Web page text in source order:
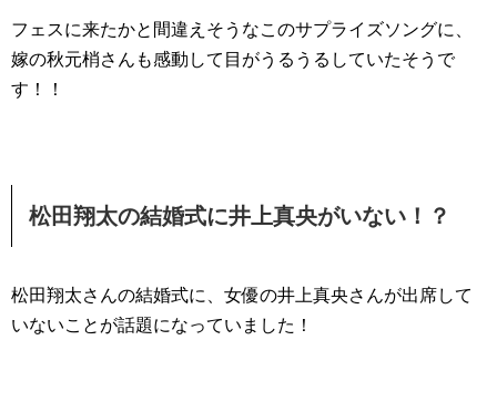
フェスに来たかと間違えそうなこのサプライズソングに、
嫁の秋元梢さんも感動して目がうるうるしていたそうで
す！！
松田翔太の結婚式に井上真央がいない！？
松田翔太さんの結婚式に、女優の井上真央さんが出席して
いないことが話題になっていました！